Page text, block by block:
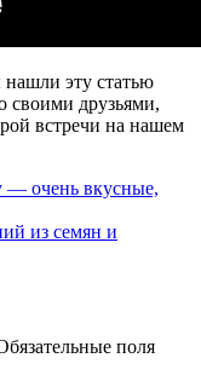
нашли эту статью
своими друзьями,
встречи на нашем
— очень вкусные,
из семян и
поля